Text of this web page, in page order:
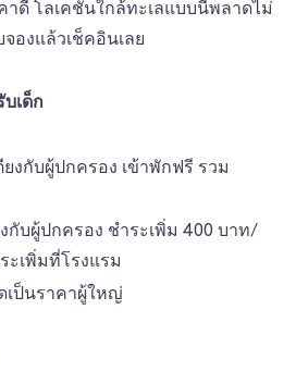
าดี โลเคชั่นใกล้ทะเลแบบนี้พลาดไม่
จองแล้วเช็คอินเลย
เด็ก
ยงกับผู้ปกครอง เข้าพักฟรี รวม
กับผู้ปกครอง ชำระเพิ่ม 400 บาท/
ะเพิ่มที่โรงแรม
เป็นราคาผู้ใหญ่